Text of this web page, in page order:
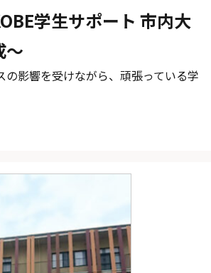
学生サポート 市内大
～
の影響を受けながら、頑張っている学